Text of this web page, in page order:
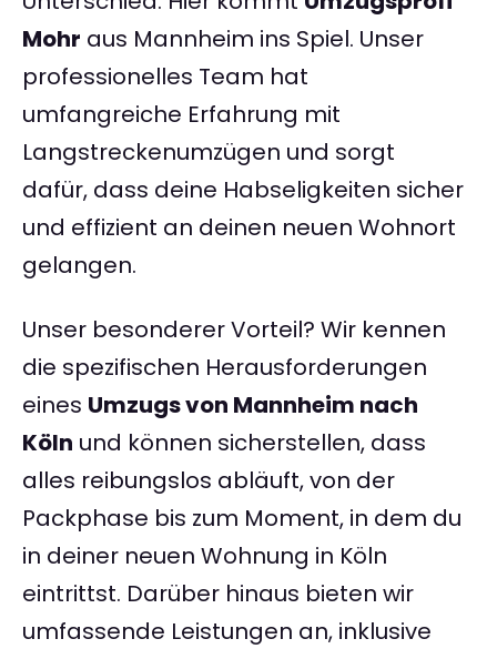
Mohr aus Mannheim ins Spiel. Unser
professionelles Team hat
umfangreiche Erfahrung mit
Langstreckenumzügen und sorgt
dafür, dass deine Habseligkeiten sicher
und effizient an deinen neuen Wohnort
gelangen.
Unser besonderer Vorteil? Wir kennen
die spezifischen Herausforderungen
eines Umzugs von Mannheim nach
Köln und können sicherstellen, dass
alles reibungslos abläuft, von der
Packphase bis zum Moment, in dem du
in deiner neuen Wohnung in Köln
eintrittst. Darüber hinaus bieten wir
umfassende Leistungen an, inklusive